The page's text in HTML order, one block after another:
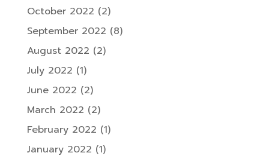
October 2022 (2)
September 2022 (8)
August 2022 (2)
July 2022 (1)
June 2022 (2)
March 2022 (2)
February 2022 (1)
January 2022 (1)